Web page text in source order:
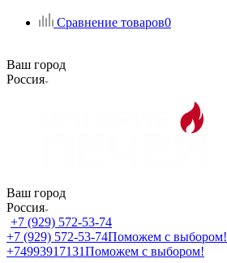
Сравнение товаров0
Ваш город
Россия
Ваш город
Россия
+7 (929) 572-53-74
+7 (929) 572-53-74Поможем с выбором!
+74993917131Поможем с выбором!